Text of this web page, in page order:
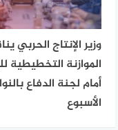
وزير الإنتاج الحربي
الموازنة التخطيطية
أمام لجنة الدفاع
الأسبوع